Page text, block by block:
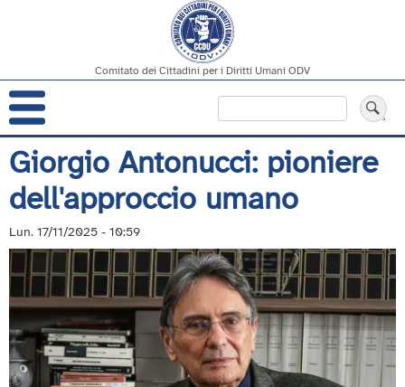
Salta
al
contenuto
principale
Comitato dei Cittadini per i Diritti Umani ODV
Navigazione
principale
Giorgio Antonucci: pioniere
dell'approccio umano
Lun. 17/11/2025 - 10:59